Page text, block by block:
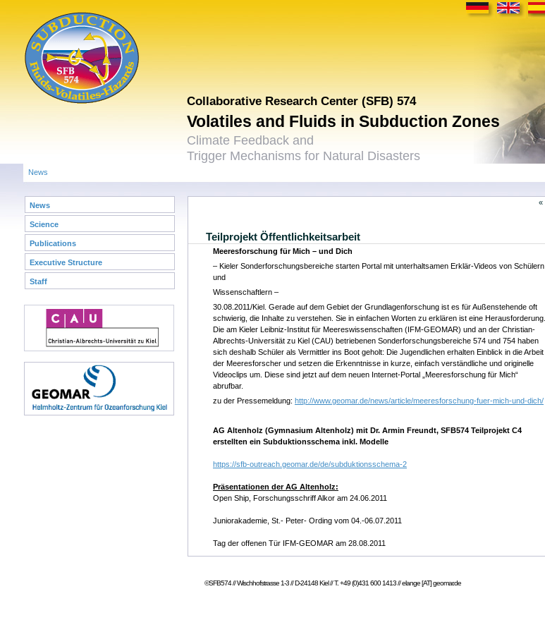
Collaborative Research Center (SFB) 574
Volatiles and Fluids in Subduction Zones
Climate Feedback and
Trigger Mechanisms for Natural Disasters
News
News
Science
Publications
Executive Structure
Staff
«
Teilprojekt Öffentlichkeitsarbeit
Meeresforschung für Mich – und Dich
– Kieler Sonderforschungsbereiche starten Portal mit unterhaltsamen Erklär-Videos von Schülern
und
Wissenschaftlern –
30.08.2011/Kiel. Gerade auf dem Gebiet der Grundlagenforschung ist es für Außenstehende oft
schwierig, die Inhalte zu verstehen. Sie in einfachen Worten zu erklären ist eine Herausforderung.
Die am Kieler Leibniz-Institut für Meereswissenschaften (IFM-GEOMAR) und an der Christian-
Albrechts-Universität zu Kiel (CAU) betriebenen Sonderforschungsbereiche 574 und 754 haben
sich deshalb Schüler als Vermittler ins Boot geholt: Die Jugendlichen erhalten Einblick in die Arbeit
der Meeresforscher und setzen die Erkenntnisse in kurze, einfach verständliche und originelle
Videoclips um. Diese sind jetzt auf dem neuen Internet-Portal „Meeresforschung für Mich“
abrufbar.
zu der Pressemeldung: http://www.geomar.de/news/article/meeresforschung-fuer-mich-und-dich/
AG Altenholz (Gymnasium Altenholz) mit Dr. Armin Freundt, SFB574 Teilprojekt C4
erstellten ein Subduktionsschema inkl. Modelle
https://sfb-outreach.geomar.de/de/subduktionsschema-2
Präsentationen der AG Altenholz:
Open Ship, Forschungsschriff Alkor am 24.06.2011
Juniorakademie, St.- Peter- Ording vom 04.-06.07.2011
Tag der offenen Tür IFM-GEOMAR am 28.08.2011
©SFB574 // Wischhofstrasse 1-3 // D-24148 Kiel // T. +49 (0)431 600 1413 // elange [AT] geomar.de